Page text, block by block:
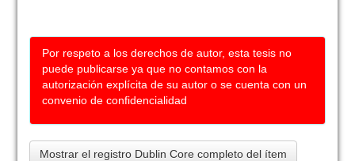
Por respeto a los derechos de autor, esta tesis no
puede publicarse ya que no contamos con la
autorización explícita de su autor o se cuenta con un
convenio de confidencialidad
Mostrar el registro Dublin Core completo del ítem